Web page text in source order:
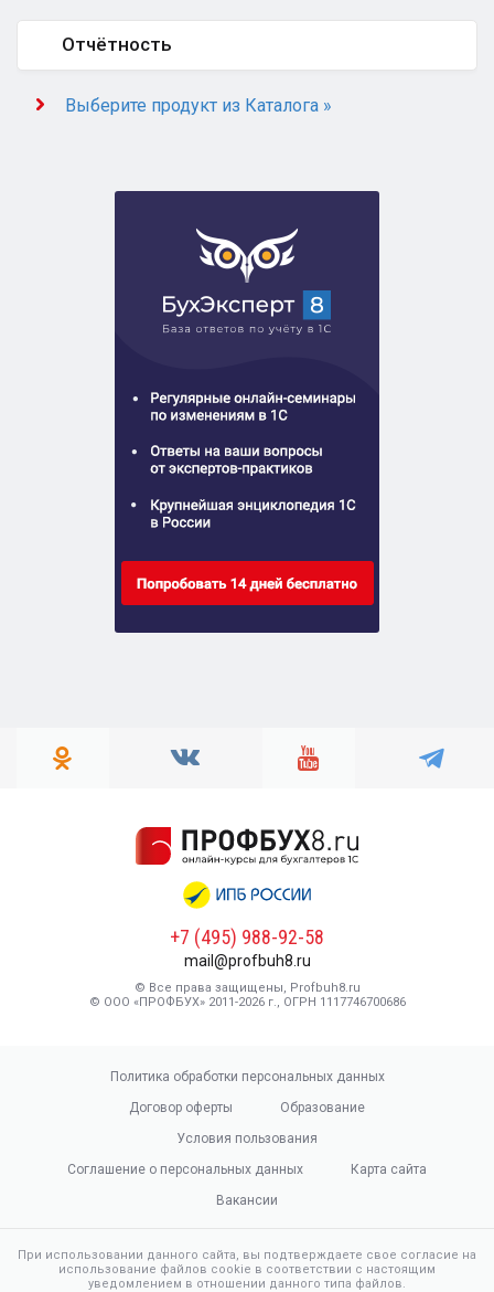
Отчётность
Выберите продукт из Каталога »
+7 (495) 988-92-58
mail@profbuh8.ru
© Все права защищены, Profbuh8.ru
© ООО «ПРОФБУХ» 2011-2026 г., ОГРН 1117746700686
Политика обработки персональных данных
Договор оферты
Образование
Условия пользования
Соглашение о персональных данных
Карта сайта
Вакансии
При использовании данного сайта, вы подтверждаете свое согласие на
использование файлов cookie в соответствии с настоящим
уведомлением в отношении данного типа файлов.